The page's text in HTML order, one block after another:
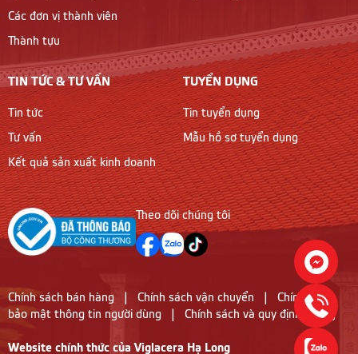
Các đơn vị thành viên
Thành tựu
TIN TỨC & TƯ VẤN
Tin tức
Tư vấn
Kết quả sản xuất kinh doanh
TUYỂN DỤNG
Tin tuyển dụng
Mẫu hồ sơ tuyển dụng
Theo dõi chúng tôi
Chính sách bán hàng Chính sách vận chuyển
Chính sách
bảo mật thông tin người dùng
Chính sách và quy định chung
Website chính thức của Viglacera Hạ Long